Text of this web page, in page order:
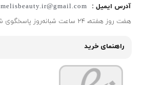
آدرس ایمیل :
melisbeauty.ir@gmail.com
هفت روز هفته، ۲۴ ساعت شبانه‌روز پاسخگوی شما هستیم.
راهنمای خرید